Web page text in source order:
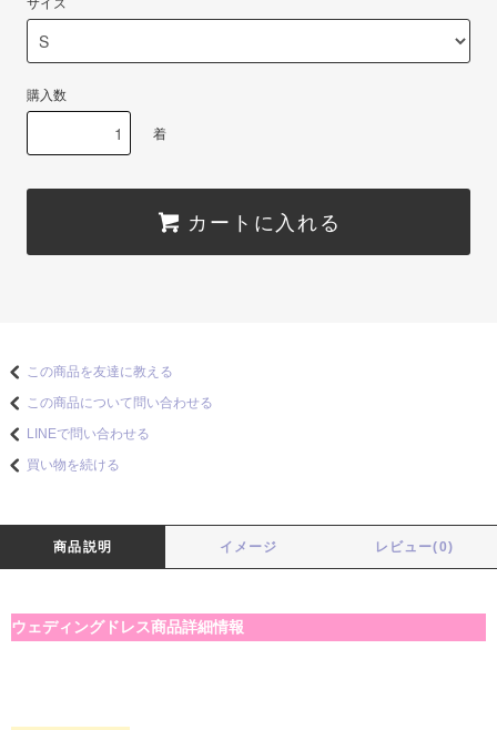
購入数
着
カートに入れる
この商品を友達に教える
この商品について問い合わせる
LINEで問い合わせる
買い物を続ける
商品説明 イメージ レビュー(0)
ウェディングドレス商品詳細情報